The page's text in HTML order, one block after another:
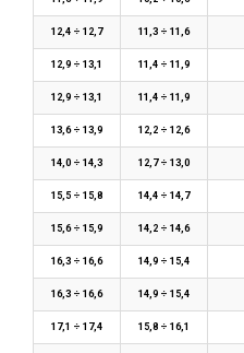
12,4 ÷ 12,7 11,3 ÷ 11,6
12,9 ÷ 13,1 11,4 ÷ 11,9
12,9 ÷ 13,1 11,4 ÷ 11,9
13,6 ÷ 13,9 12,2 ÷ 12,6
14,0 ÷ 14,3 12,7 ÷ 13,0
15,5 ÷ 15,8 14,4 ÷ 14,7
15,6 ÷ 15,9 14,2 ÷ 14,6
16,3 ÷ 16,6 14,9 ÷ 15,4
16,3 ÷ 16,6 14,9 ÷ 15,4
17,1 ÷ 17,4 15,8 ÷ 16,1